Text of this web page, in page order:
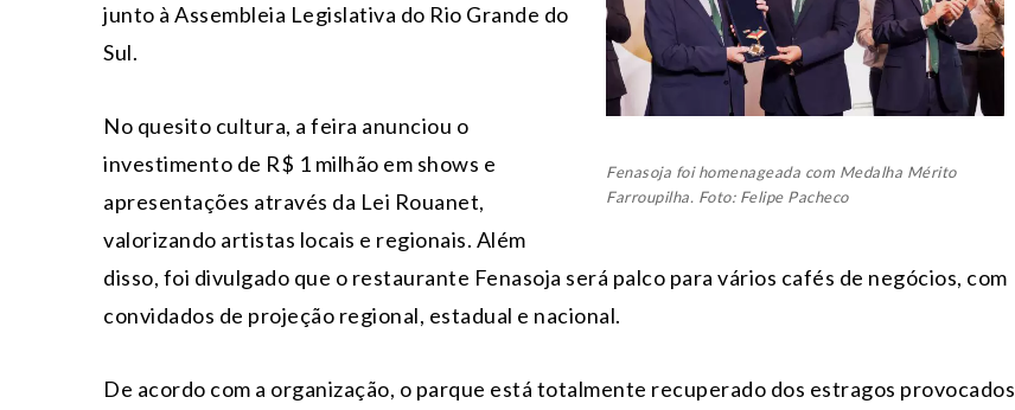
Fenasoja foi homenageada com Medalha Mérito
Farroupilha. Foto: Felipe Pacheco
junto à Assembleia Legislativa do Rio Grande do
Sul.
No quesito cultura, a feira anunciou o
investimento de R$ 1 milhão em shows e
apresentações através da Lei Rouanet,
valorizando artistas locais e regionais. Além
disso, foi divulgado que o restaurante Fenasoja será palco para vários cafés de negócios, com
convidados de projeção regional, estadual e nacional.
De acordo com a organização, o parque está totalmente recuperado dos estragos provocados